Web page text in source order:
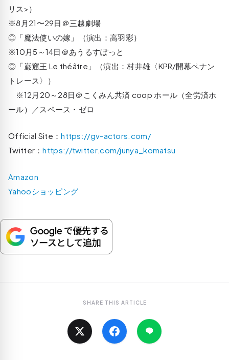
リス>）
※8月21〜29日＠三越劇場
◎「魔法使いの嫁」（演出：高羽彩）
※10月5～14日＠あうるすぽっと
◎「巌窟王 Le théâtre」（演出：村井雄〈KPR/開幕ペナン
トレース〉）
※12月20～28日＠こくみん共済 coop ホール（全労済ホ
ール）／スペース・ゼロ
Official Site：https://gv-actors.com/
Twitter：https://twitter.com/junya_komatsu
Amazon
Yahooショッピング
SHARE THIS ARTICLE